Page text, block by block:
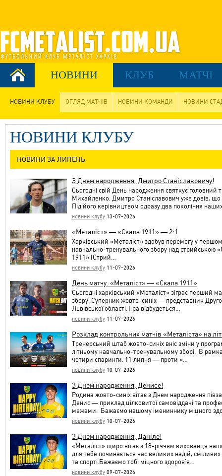
НОВИНИ КЛУБ МАТЧІ
НОВИНИ КЛУБУ ОГЛЯД МАТЧІВ НОВИНИ КОМАНДИ НОВИНИ
НОВИНИ КЛУБУ
НОВИНИ ЗА ЛИПЕНЬ
З Днем народження, Дмитро Станіславовичу!
Сьогодні свій День народження святкує головний
Михайленко. Дмитро Станіславович уже довів, що
Під його керівництвом одразу два покоління
новини клубу 13-07-2026
«Металіст» — «Скала 1911» — 2:1
Харківський «Металіст» здобув перемогу у
навчально-тренувального збору над стрийською
1911» (Стрий…
новини клубу 11-07-2026
День матчу. «Металіст» — «Скала 1911»
Сьогодні харківський «Металіст» зіграє перший
збору. Суперник жовто-синіх — представник
Львівської області. Гра відбудеться…
новини клубу 11-07-2026
Розклад контрольних матчів «Металіста» на
Тренерський штаб жовто-синіх вніс зміни у
літньому навчально-тренувальному зборі. В
чотири спаринги. 11 липня — проти «…
новини клубу 10-07-2026
З Днем народження, Денисе!
Родина жовто-синіх вітає з Днем народження
Денис — приклад цілковитої самовіддачі та
межами. Бажаємо нашому імениннику міцного
новини клубу 10-07-2026
З Днем народження, Даніле!
«Металіст» щиро вітає з 18-річчям вихованця
для тебе починається час великих надій,
та спорті.Бажаємо тобі міцного здоров’я…
новини клубу 09-07-2026